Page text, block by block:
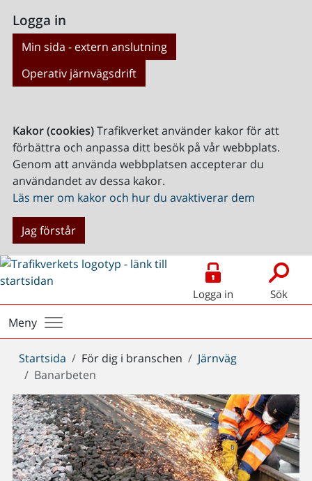
Logga in
Min sida - extern anslutning
Operativ järnvägsdrift
Kakor (cookies)Trafikverket använder kakor för att
förbättra och anpassa ditt besök på vår webbplats.
Genom att använda webbplatsen accepterar du
användandet av dessa kakor.
Läs mer om kakor och hur du avaktiverar dem
Jag förstår
Logga in Sök
Meny
Du
är
här:
Startsida För dig i branschen
Järnväg
Banarbeten